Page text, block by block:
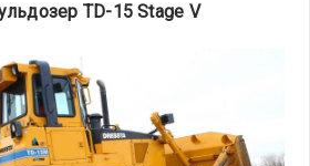
TD-15 Stage V